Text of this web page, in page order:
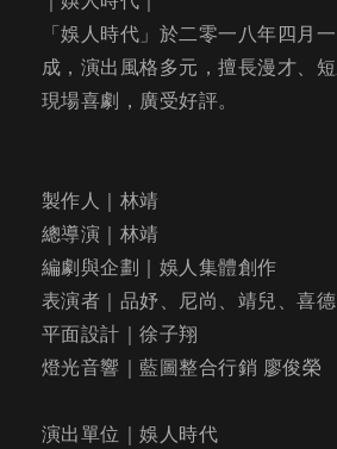
「娛人時代」於二零一八年四月
成，演出風格多元，擅長漫才、
現場喜劇，廣受好評。
製作人｜林靖
總導演｜林靖
編劇與企劃｜娛人集體創作
表演者｜品妤、尼尚、靖兒、喜
平面設計｜徐子翔
燈光音響｜藍圖整合行銷 廖俊榮
演出單位｜娛人時代